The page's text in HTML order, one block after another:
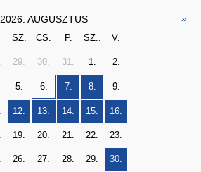
2026. AUGUSZTUS »
SZ. CS. P. SZ.. V.
29. 30. 31. 1. 2.
5. 6. 7. 8. 9.
12. 13. 14. 15. 16.
19. 20. 21. 22. 23.
26. 27. 28. 29. 30.